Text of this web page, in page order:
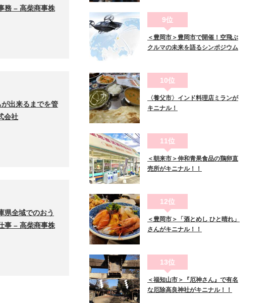
務 – 高柴商事株
出来るまでを管
会社
県全域でのおう
事 – 高柴商事株
9位
＜豊岡市＞豊岡市で開催！空飛ぶ
クルマの未来を語るシンポジウム
10位
〈養父市〉インド料理店ミランが
キニナル！
11位
＜朝来市＞伸和青果食品の鶏卵直
売所がキニナル！！
12位
＜豊岡市＞「酒とめし ひと晴れ」
さんがキニナル！！
13位
＜福知山市＞『厄神さん』で有名
な厄除高良神社がキニナル！！